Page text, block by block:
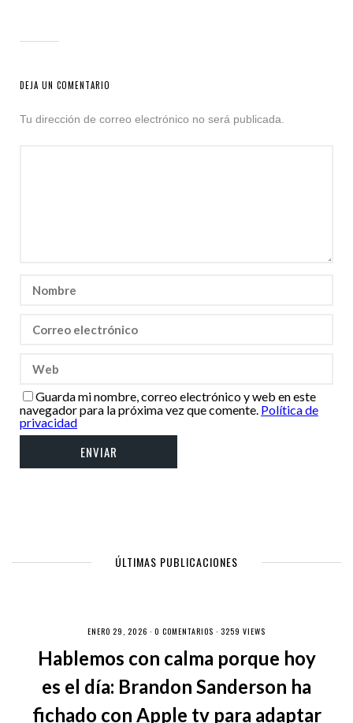
DEJA UN COMENTARIO
Tu dirección de correo electrónico no será publicada.
Guarda mi nombre, correo electrónico y web en este
navegador para la próxima vez que comente. Política de
privacidad
ÚLTIMAS PUBLICACIONES
ENERO 29, 2026 · 0 COMENTARIOS · 3259 VIEWS
Hablemos con calma porque hoy
es el día: Brandon Sanderson ha
fichado con Apple tv para adaptar